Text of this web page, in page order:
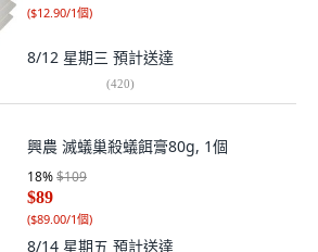
($12.90/1個)
8/12 星期三 預計送達
(420)
興農 滅蟻巢殺蟻餌膏80g, 1個
18%$109
$89
($89.00/1個)
8/14 星期五 預計送達